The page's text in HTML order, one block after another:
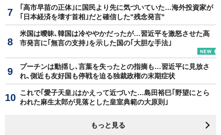
｢高市早苗の正体｣に国民より先に気づいていた…海外投資家が
｢日本経済を壊す首相｣だと確信した"残念発言"
米国は曖昧､韓国は冷ややかだったが…習近平を激怒させた高
市発言に｢無言の支持｣を示した国の｢大胆な手法｣
プーチンは動揺し､言葉を失ったとの指摘も…習近平に見放さ
れ､側近も友好国も停戦を迫る独裁政権の末期症状
これで｢愛子天皇｣はかえって近づいた…島田裕巳｢野望にとら
われた麻生太郎が見落とした皇室典範の大原則｣
もっと見る